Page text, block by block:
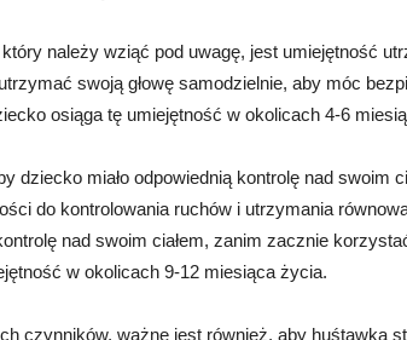
należy wziąć pod uwagę, jest umiejętność
swoją głowę samodzielnie, aby móc
osiąga tę umiejętność w okolicach 4-6
dziecko miało odpowiednią kontrolę nad swoim
do kontrolowania ruchów i utrzymania
nad swoim ciałem, zanim zacznie
w okolicach 9-12 miesiąca życia.
czynników, ważne jest również, aby huśtawka